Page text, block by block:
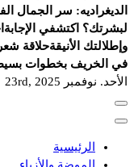
الديغراديه: سر الجمال
لبشرتك؟ اكتشفي الإجابة
وإطلالتك الأنيقةحلاقة
في الخريف بخطوات
الأحد. نوفمبر 23rd, 2025
الرئيسية